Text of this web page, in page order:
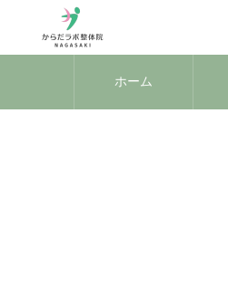
ホーム